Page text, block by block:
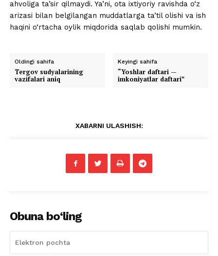
ahvoliga ta’sir qilmaydi. Ya’ni, ota ixtiyoriy ravishda o‘z
arizasi bilan belgilangan muddatlarga ta’til olishi va ish
haqini o‘rtacha oylik miqdorida saqlab qolishi mumkin.
Oldingi sahifa
Tergov sudyalarining
vazifalari aniq
Keyingi sahifa
“Yoshlar daftari —
imkoniyatlar daftari”
XABARNI ULASHISH:
Obuna bo‘ling